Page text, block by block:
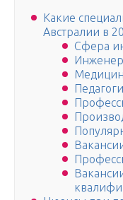
Какие
Австралии в
Сфера